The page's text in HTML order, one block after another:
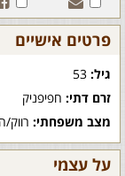
פרטים אישיים
גיל:
זרם דתי: חפיפניק
מצב משפחתי: רווק/ה
על עצמי